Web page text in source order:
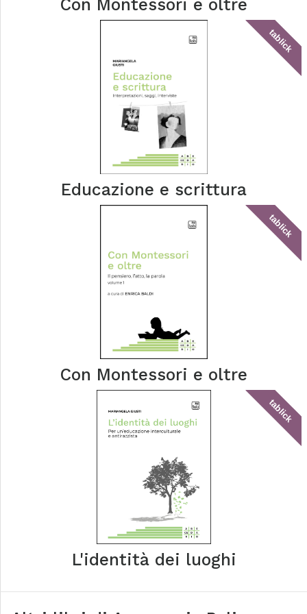
Con Montessori e oltre
tablick
Educazione e scrittura
tablick
Con Montessori e oltre
tablick
L'identità dei luoghi